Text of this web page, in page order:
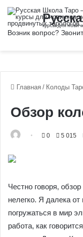
Главная / Колоды
Обзор
Эльфов
Честно говоря,
нелегко. Я далека
погружаться в мир